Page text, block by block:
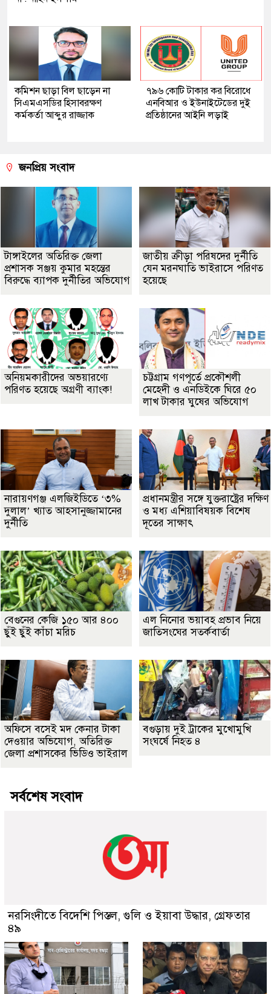
কমিশন ছাড়া বিল ছাড়েন না
সিএমএসডির হিসাবরক্ষণ
কর্মকর্তা আব্দুর রাজ্জাক
৭৯৬ কোটি টাকার কর বিরোধে
এনবিআর ও ইউনাইটেডের দুই
প্রতিষ্ঠানের আইনি লড়াই
জনপ্রিয় সংবাদ
টাঙ্গাইলের অতিরিক্ত জেলা
প্রশাসক সঞ্জয় কুমার মহন্তের
বিরুদ্ধে ব্যাপক দুর্নীতির অভিযোগ
জাতীয় ক্রীড়া পরিষদের দুর্নীতি
যেন মরনঘাতি ভাইরাসে পরিণত
হয়েছে
অনিয়মকারীদের অভয়ারণ্যে
পরিণত হয়েছে অগ্রণী ব্যাংক!
চট্টগ্রাম গণপূর্তে প্রকৌশলী
মেহেদী ও এনডিইকে ঘিরে ৫০
লাখ টাকার ঘুষের অভিযোগ
নারায়ণগঞ্জ এলজিইডিতে ‘৩%
দুলাল’ খ্যাত আহসানুজ্জামানের
দুর্নীতি
প্রধানমন্ত্রীর সঙ্গে যুক্তরাষ্ট্রের দক্ষিণ
ও মধ্য এশিয়াবিষয়ক বিশেষ
দূতের সাক্ষাৎ
বেগুনের কেজি ১৫০ আর ৪০০
ছুঁই ছুঁই কাঁচা মরিচ
এল নিনোর ভয়াবহ প্রভাব নিয়ে
জাতিসংঘের সতর্কবার্তা
অফিসে বসেই মদ কেনার টাকা
দেওয়ার অভিযোগ, অতিরিক্ত
জেলা প্রশাসকের ভিডিও ভাইরাল
বগুড়ায় দুই ট্রাকের মুখোমুখি
সংঘর্ষে নিহত ৪
সর্বশেষ সংবাদ
নরসিংদীতে বিদেশি পিস্তল, গুলি ও ইয়াবা উদ্ধার, গ্রেফতার
৪৯